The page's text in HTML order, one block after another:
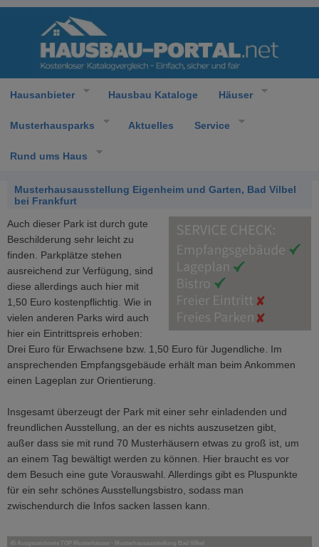
Hausanbieter Hausbau Kataloge Häuser
Musterhausparks Aktuelles Service
Rund ums Haus
Musterhausausstellung Eigenheim und Garten, Bad Vilbel
bei Frankfurt
Auch dieser Park ist durch gute
Beschilderung sehr leicht zu
finden. Parkplätze stehen
ausreichend zur Verfügung, sind
diese allerdings auch hier mit
1,50 Euro kostenpflichtig. Wie in
vielen anderen Parks wird auch
hier ein Eintrittspreis erhoben:
Drei Euro für Erwachsene bzw. 1,50 Euro für Jugendliche. Im
ansprechenden Empfangsgebäude erhält man beim Ankommen
einen Lageplan zur Orientierung.
Insgesamt überzeugt der Park mit einer sehr einladenden und
freundlichen Ausstellung, an der es nichts auszusetzen gibt,
außer dass sie mit rund 70 Musterhäusern etwas zu groß ist, um
an einem Tag bewältigt werden zu können. Hier braucht es vor
dem Besuch eine gute Vorauswahl. Allerdings gibt es Pluspunkte
für ein sehr schönes Ausstellungsbistro, sodass man
zwischendurch die Infos sacken lassen kann.
45 Ausgezeichnete TOP Musterhäuser - Musterhausausstellung Bad Vilbel